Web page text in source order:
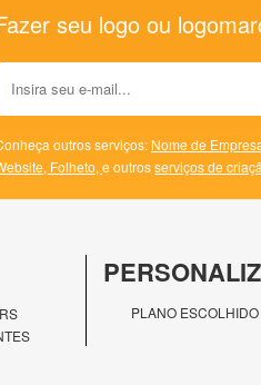
seu logo ou
outros serviços: Nome de
Folheto, e outrosserviços de
PLANO ESCOLHIDO